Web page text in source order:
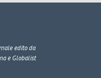
edito da
e Globalist